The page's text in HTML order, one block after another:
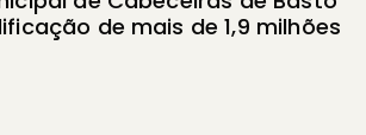
de mais de 1,9 milhões